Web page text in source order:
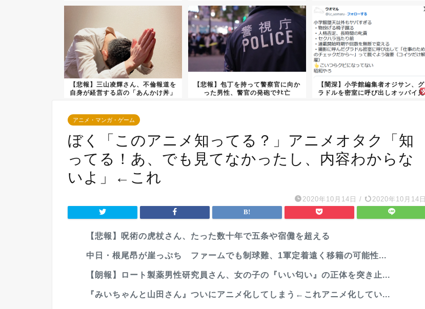
【悲報】三山凌輝さん、不倫報道を
自身が経営する店の「あんかけ丼」
【悲報】包丁を持って警察官に向か
った男性、警官の発砲でﾀﾋ亡
【闇深】小学館編集者オジサン、グ
ラドルを密室に呼び出しオッパイ見
アニメ・マンガ・ゲーム
ぼく「このアニメ知ってる？」アニメオタク「知
ってる！あ、でも見てなかったし、内容わからな
いよ」←これ
2020年10月14日 / 2020年10月14日
【悲報】呪術の虎杖さん、たった数十年で五条や宿儺を超える
中日・根尾昂が崖っぷち ファームでも制球難、1軍定着遠く移籍の可能性...
【朗報】ロート製薬男性研究員さん、女の子の『いい匂い』の正体を突き止...
『みいちゃんと山田さん』ついにアニメ化してしまう←これアニメ化してい...